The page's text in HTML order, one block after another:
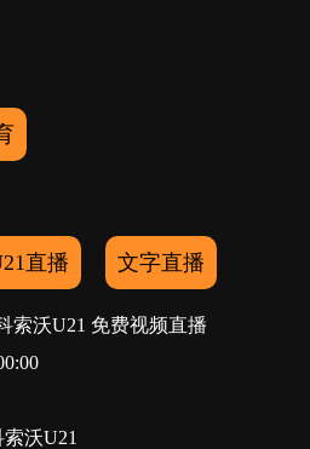
直播 文字直播
索沃U21 免费视频直播
沃U21